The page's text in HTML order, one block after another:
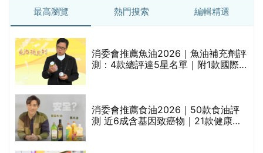
最高瀏覽 熱門搜索 編輯精選
消委會推薦魚油2026｜魚油補充劑評
測：4款總評達5星名單｜附1款國際
消委會推薦食油2026｜50款食油評
測 近6成含基因致癌物｜21款健康煮